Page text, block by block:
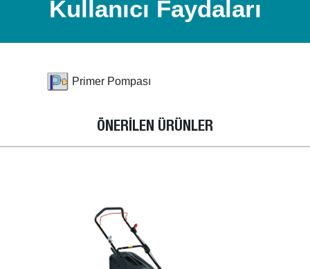
Kullanıcı Faydaları
Primer Pompası
ÖNERİLEN ÜRÜNLER